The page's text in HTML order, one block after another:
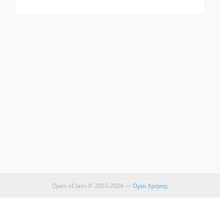
Open eClass © 2003-2026 —Όροι Χρήσης